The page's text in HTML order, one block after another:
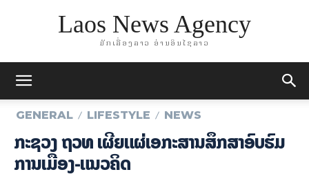
Laos News Agency
ມັກເລື່ອງລາວ ອ່ານອິນໄຊລາວ
GENERAL LIFESTYLE NEWS
ກະຊວງ ຖວທ ເຜີຍແຜ່ເອກະສານສຶກສາອົບຮົມ
ການເມືອງ-ແນວຄິດ